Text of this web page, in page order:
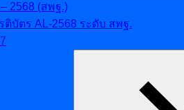
2568 (สพฐ.)
ติบัตร AL-2568 ระดับ สพฐ.